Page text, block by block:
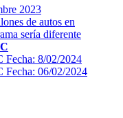
2023
de autos en
sería diferente
8/02/2024
06/02/2024